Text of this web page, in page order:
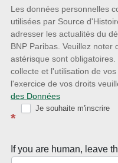
nouveautés
avec
la
Newsletter
Source
d’Histoire
Les données personnelles
utilisées par Source
adresser les actualités du
BNP Paribas. Veuillez noter
astérisque sont
collecte et l'utilisation de
l'exercice de vos droits
des Données
*
Je souhaite m'inscrire
If you are human, leave